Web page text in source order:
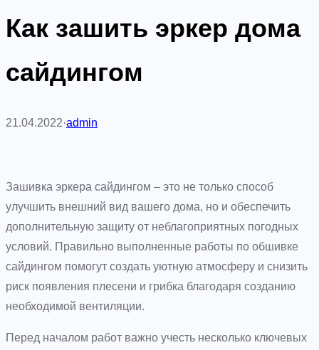
Как зашить эркер дома
сайдингом
21.04.2022·admin
Зашивка эркера сайдингом – это не только способ
улучшить внешний вид вашего дома, но и обеспечить
дополнительную защиту от неблагоприятных погодных
условий. Правильно выполненные работы по обшивке
сайдингом помогут создать уютную атмосферу и снизить
риск появления плесени и грибка благодаря созданию
необходимой вентиляции.
Перед началом работ важно учесть несколько ключевых